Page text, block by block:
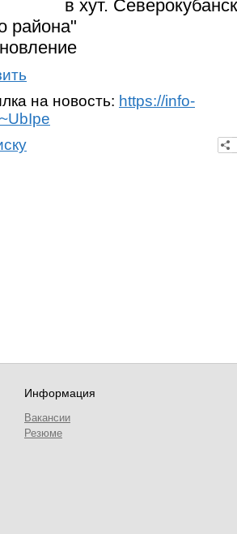
в хут.
района"
на новость: https://info-
Информация
Вакансии
Резюме